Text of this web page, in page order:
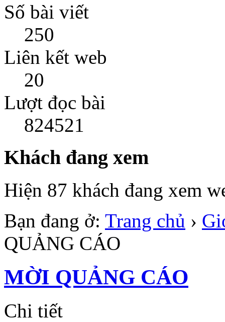
Số bài viết
250
Liên kết web
20
Lượt đọc bài
824521
Khách đang xem
Hiện 87 khách đang xem
Bạn đang ở: Trang chủ ›
QUẢNG CÁO
MỜI QUẢNG CÁO
Chi tiết